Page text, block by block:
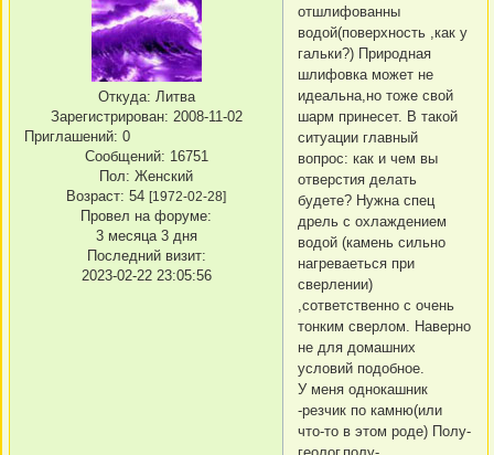
Откуда: Литва
Зарегистрирован: 2008-11-02
Приглашений: 0
Сообщений: 16751
Пол: Женский
Возраст: 54 [1972-02-28]
Провел на форуме:
3 месяца 3 дня
Последний визит:
2023-02-22 23:05:56
отшлифованны
водой(поверхность ,как у
гальки?) Природная
шлифовка может не
идеальна,но тоже свой
шарм принесет. В такой
ситуации главный
вопрос: как и чем вы
отверстия делать
будете? Нужна спец
дрель с охлаждением
водой (камень сильно
нагреваеться при
сверлении)
,сответственно с очень
тонким сверлом. Наверно
не для домашних
условий подобное.
У меня однокашник
-резчик по камню(или
что-то в этом роде) Полу-